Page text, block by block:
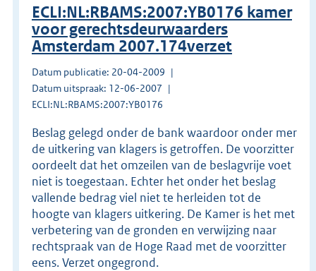
ECLI:NL:RBAMS:2007:YB0176 kamer
voor gerechtsdeurwaarders
Amsterdam 2007.174verzet
Datum publicatie: 20-04-2009
Datum uitspraak: 12-06-2007
ECLI:NL:RBAMS:2007:YB0176
Beslag gelegd onder de bank waardoor onder mer
de uitkering van klagers is getroffen. De voorzitter
oordeelt dat het omzeilen van de beslagvrije voet
niet is toegestaan. Echter het onder het beslag
vallende bedrag viel niet te herleiden tot de
hoogte van klagers uitkering. De Kamer is het met
verbetering van de gronden en verwijzing naar
rechtspraak van de Hoge Raad met de voorzitter
eens. Verzet ongegrond.